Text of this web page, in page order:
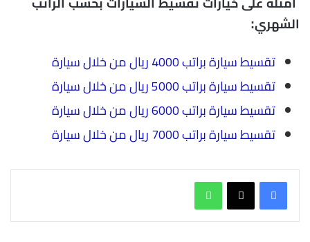
أمثلة على خيارات تقسيط السيارات بحسب الراتب
الشهري:
تقسيط سيارة براتب 4000 ريال من خلال سيارة
تقسيط سيارة براتب 5000 ريال من خلال سيارة
تقسيط سيارة براتب 6000 ريال من خلال سيارة
تقسيط سيارة براتب 7000 ريال من خلال سيارة